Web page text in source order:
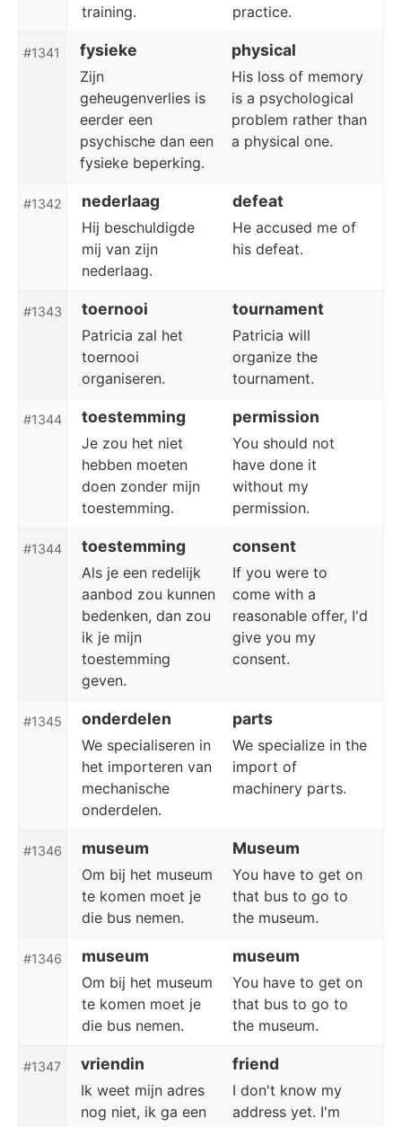
training.
practice.
#1341 fysieke physical
Zijn
geheugenverlies is
eerder een
psychische dan een
fysieke beperking.
His loss of memory
is a psychological
problem rather than
a physical one.
#1342 nederlaag defeat
Hij beschuldigde
mij van zijn
nederlaag.
He accused me of
his defeat.
#1343 toernooi tournament
Patricia zal het
toernooi
organiseren.
Patricia will
organize the
tournament.
#1344 toestemming permission
Je zou het niet
hebben moeten
doen zonder mijn
toestemming.
You should not
have done it
without my
permission.
#1344 toestemming consent
Als je een redelijk
aanbod zou kunnen
bedenken, dan zou
ik je mijn
toestemming
geven.
If you were to
come with a
reasonable offer, I'd
give you my
consent.
#1345 onderdelen parts
We specialiseren in
het importeren van
mechanische
onderdelen.
We specialize in the
import of
machinery parts.
#1346 museum Museum
Om bij het museum
te komen moet je
die bus nemen.
You have to get on
that bus to go to
the museum.
#1346 museum museum
Om bij het museum
te komen moet je
die bus nemen.
You have to get on
that bus to go to
the museum.
#1347 vriendin friend
Ik weet mijn adres
nog niet, ik ga een
I don't know my
address yet. I'm